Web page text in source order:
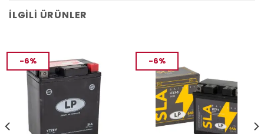
İLGILI ÜRÜNLER
-6% -6%